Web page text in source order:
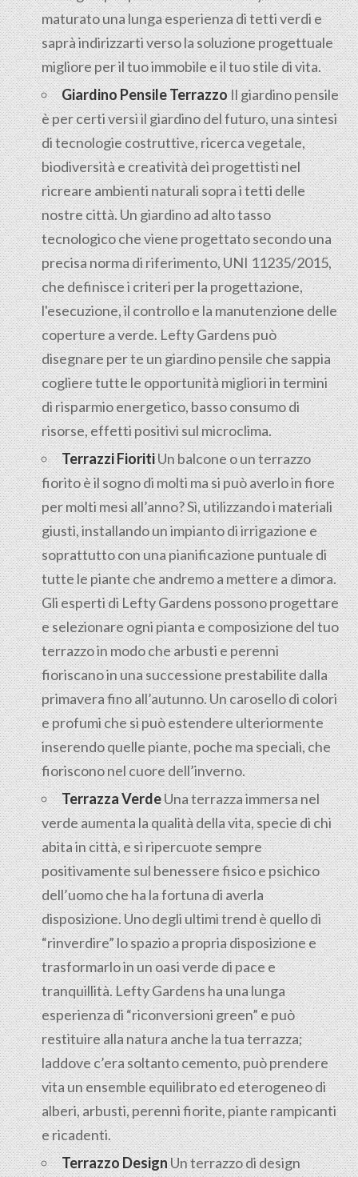
maturato una lunga esperienza di tetti verdi e
saprà indirizzarti verso la soluzione progettuale
migliore per il tuo immobile e il tuo stile di vita.
Giardino Pensile TerrazzoIl giardino pensile
è per certi versi il giardino del futuro, una sintesi
di tecnologie costruttive, ricerca vegetale,
biodiversità e creatività dei progettisti nel
ricreare ambienti naturali sopra i tetti delle
nostre città. Un giardino ad alto tasso
tecnologico che viene progettato secondo una
precisa norma di riferimento, UNI 11235/2015,
che definisce i criteri per la progettazione,
l'esecuzione, il controllo e la manutenzione delle
coperture a verde. Lefty Gardens può
disegnare per te un giardino pensile che sappia
cogliere tutte le opportunità migliori in termini
di risparmio energetico, basso consumo di
risorse, effetti positivi sul microclima.
Terrazzi FioritiUn balcone o un terrazzo
fiorito è il sogno di molti ma si può averlo in fiore
per molti mesi all’anno? Sì, utilizzando i materiali
giusti, installando un impianto di irrigazione e
soprattutto con una pianificazione puntuale di
tutte le piante che andremo a mettere a dimora.
Gli esperti di Lefty Gardens possono progettare
e selezionare ogni pianta e composizione del tuo
terrazzo in modo che arbusti e perenni
fioriscano in una successione prestabilite dalla
primavera fino all’autunno. Un carosello di colori
e profumi che si può estendere ulteriormente
inserendo quelle piante, poche ma speciali, che
fioriscono nel cuore dell’inverno.
Terrazza VerdeUna terrazza immersa nel
verde aumenta la qualità della vita, specie di chi
abita in città, e si ripercuote sempre
positivamente sul benessere fisico e psichico
dell’uomo che ha la fortuna di averla
disposizione. Uno degli ultimi trend è quello di
“rinverdire” lo spazio a propria disposizione e
trasformarlo in un oasi verde di pace e
tranquillità. Lefty Gardens ha una lunga
esperienza di “riconversioni green” e può
restituire alla natura anche la tua terrazza;
laddove c’era soltanto cemento, può prendere
vita un ensemble equilibrato ed eterogeneo di
alberi, arbusti, perenni fiorite, piante rampicanti
e ricadenti.
Terrazzo DesignUn terrazzo di design